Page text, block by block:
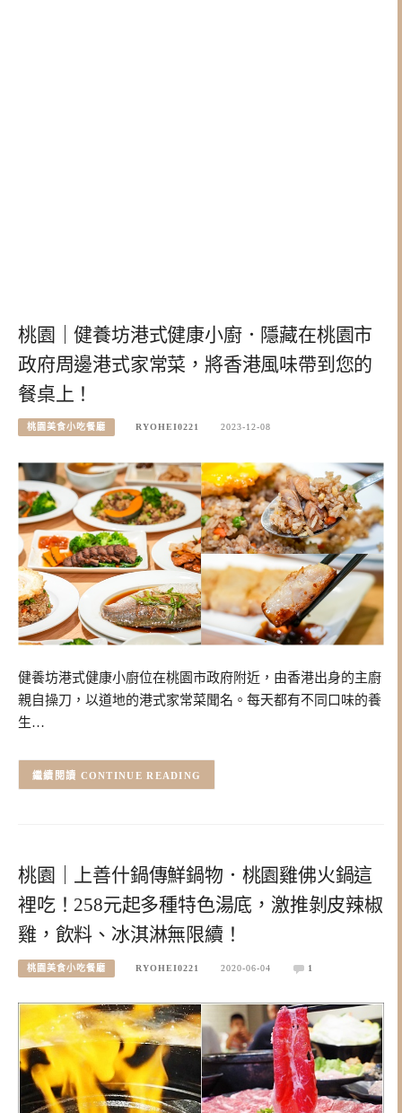
桃園｜健養坊港式健康小廚．隱藏在桃園市
政府周邊港式家常菜，將香港風味帶到您的
餐桌上！
桃園美食小吃餐廳 RYOHEI0221 2023-12-08
健養坊港式健康小廚位在桃園市政府附近，由香港出身的主廚
親自操刀，以道地的港式家常菜聞名。每天都有不同口味的養
生…
CONTINUE READING
桃園｜上善什鍋傳鮮鍋物．桃園雞佛火鍋這
裡吃！258元起多種特色湯底，激推剝皮辣椒
雞，飲料、冰淇淋無限續！
桃園美食小吃餐廳 RYOHEI0221 2020-06-04 1